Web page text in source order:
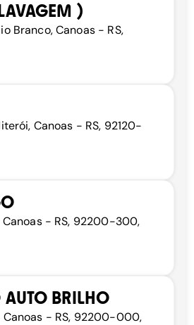
)
Branco, Canoas - RS,
Canoas - RS, 92120-
Canoas - RS, 92200-300,
BRILHO
Canoas - RS, 92200-000,